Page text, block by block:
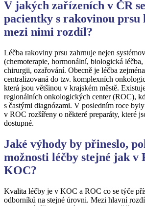
V jakých zařízeních v ČR
pacientky s rakovinou prsu
mezi nimi rozdíl?
Léčba rakoviny prsu zahrnuje nejen
(chemoterapie, hormonální, biologická
chirurgii, ozařování. Obecně je léčba
centralizovaná do tzv. komplexních
která jsou většinou v krajském městě.
regionálních onkologických center (ROC),
s častými diagnózami. V posledním roce
v ROC rozšířeny o některé preparáty, které
dostupné.
Jaké výhody by přineslo,
možnosti léčby stejné jak v
KOC?
Kvalita léčby je v KOC a ROC co se týče
odborníků na stejné úrovni. Mezi hlavní